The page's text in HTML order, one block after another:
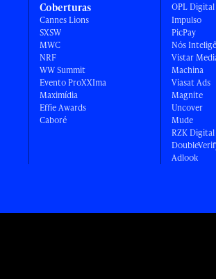
Coberturas
Cannes Lions
SXSW
MWC
NRF
WW Summit
Evento ProXXIma
Maximídia
Effie Awards
Caboré
OPL Digital
Impulso
PicPay
Nós
Vistar
Machina
Viasat Ads
Magnite
Uncover
Mude
RZK Digital
Adlook